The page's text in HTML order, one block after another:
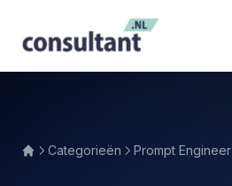
Categorieën Prompt Engineer